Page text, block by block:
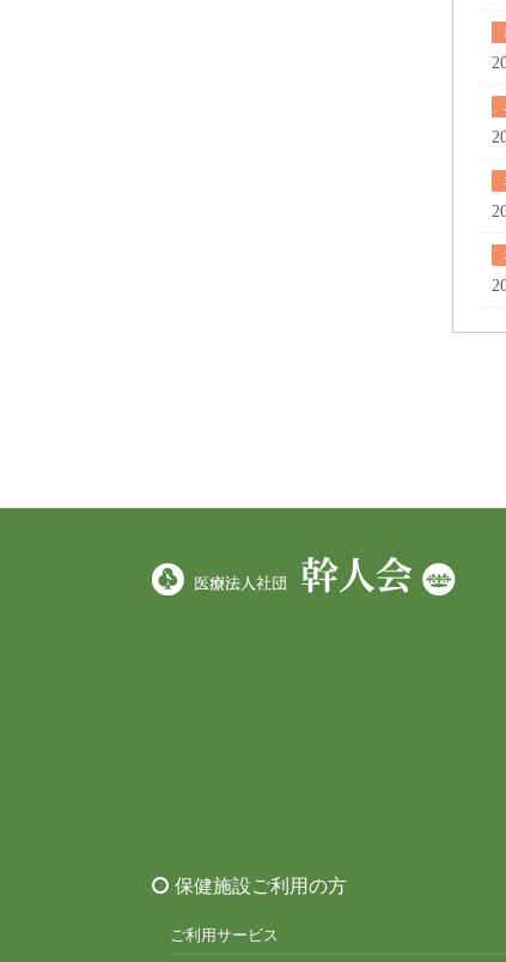
保健施設ご利用の方
ご利用サービス